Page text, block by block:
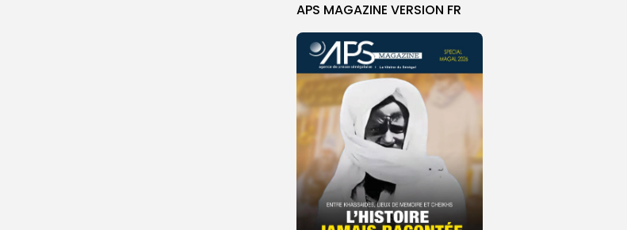
APS MAGAZINE VERSION FR